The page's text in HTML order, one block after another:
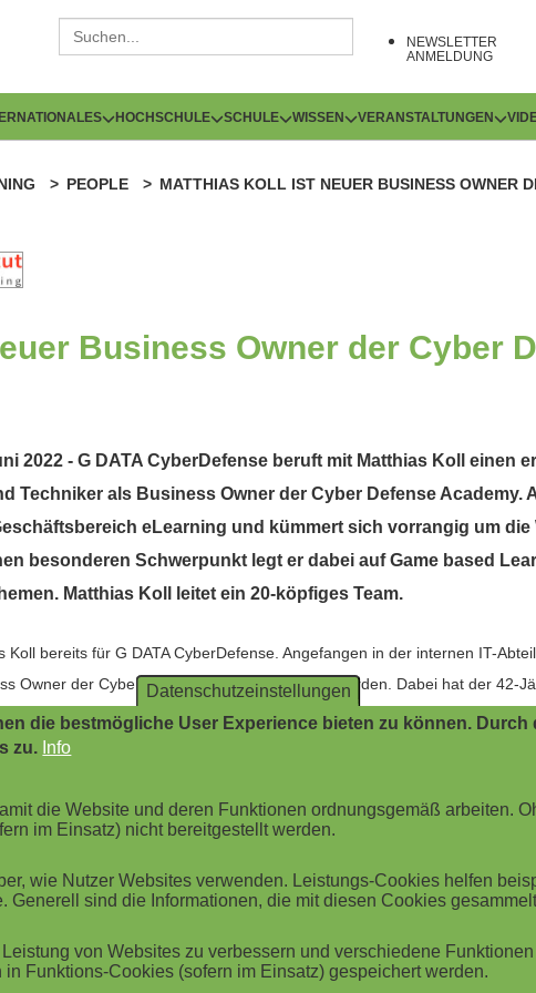
NEWSLETTER
ANMELDUNG
HOCHSCHULE SCHULE WISSEN VERANSTALTUNGEN
PEOPLE MATTHIAS KOLL IST NEUER BUSINESS OWNER
Business Owner der Cyber
2022 - G DATA CyberDefense beruft mit Matthias Koll einen
Techniker als Business Owner der Cyber Defense Academy.
eLearning und kümmert sich vorrangig um
besonderen Schwerpunkt legt er dabei auf Game based
Matthias Koll leitet ein 20-köpfiges Team.
bereits für G DATA CyberDefense. Angefangen in der internen IT-
Owner der Cyber Defense Academy ernannt worden. Dabei hat der 42-
mit Partnern gesetzt. Dadurch hat er auch in seiner neuen Position
Weiterentwicklung der G DATA Security Awareness Trainings geht.
zu schützen. Matthias ist die Voice of Customer. Er kann
Marktanteile weiter ausbauen", sagt Hendrik Flierman, Vice President
In den Security Awareness Trainings steckt enorm viel Potential für
setzen bereits auf unsere Expertise und diesen Anteil möchte ich
bei G DATA CyberDefense.
Datenschutzeinstellungen
die bestmögliche User Experience bieten zu können.
zu. Info
die Website und deren Funktionen ordnungsgemäß arbeiten.
im Einsatz) nicht bereitgestellt werden.
wie Nutzer Websites verwenden. Leistungs-Cookies helfen
Generell sind die Informationen, die mit diesen Cookies
von Websites zu verbessern und verschiedene
Funktions-Cookies (sofern im Einsatz) gespeichert werden.